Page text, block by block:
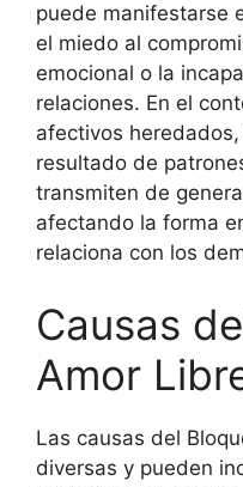
puede manifestarse
el miedo al
emocional o la
relaciones. En el
afectivos
resultado de
transmiten de
afectando la forma
relaciona con los
Causas
Amor
Las causas del
diversas y pueden